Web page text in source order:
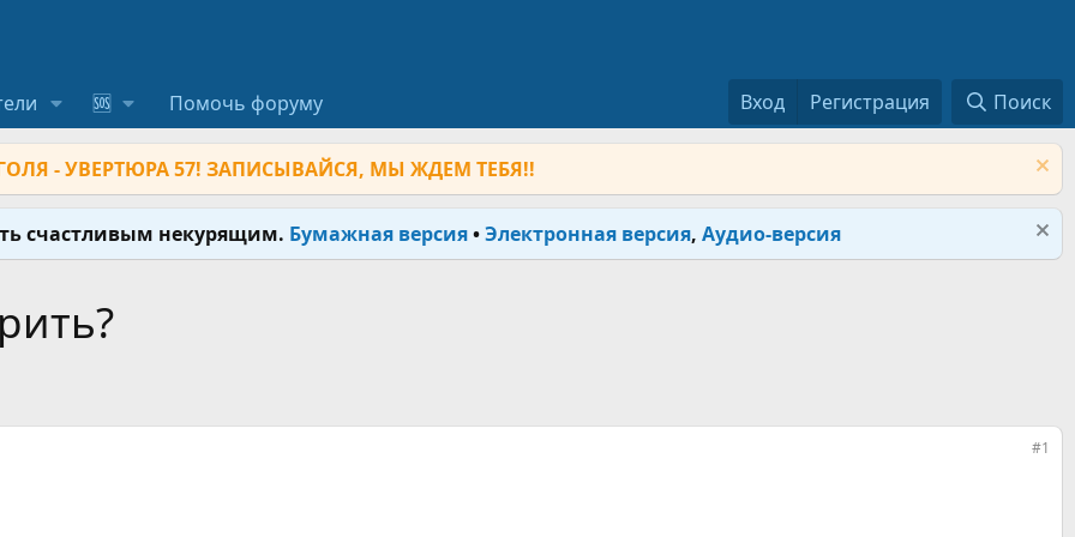
🆘 Помочь форуму Вход Регистрация Поиск
- УВЕРТЮРА 57! ЗАПИСЫВАЙСЯ, МЫ ЖДЕМ ТЕБЯ!!
счастливым некурящим. Бумажная версия•Электронная версия, Аудио-версия
#1